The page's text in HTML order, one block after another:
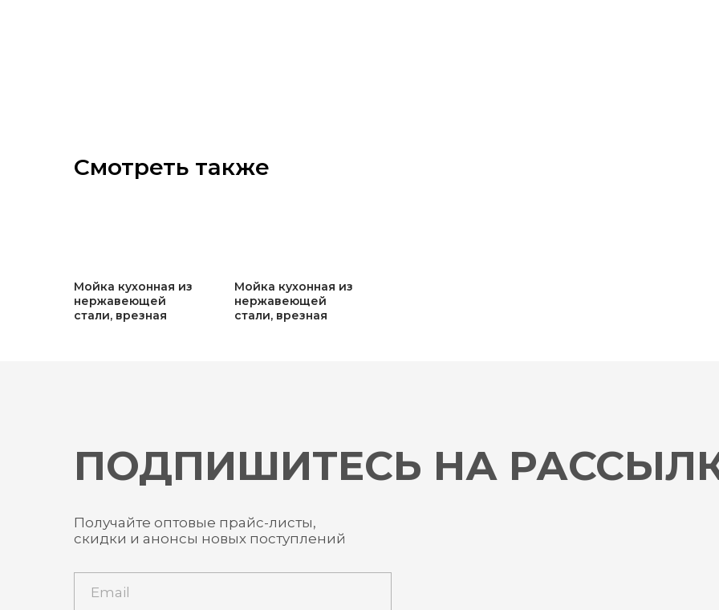
Смотреть также
Мойка кухонная из
нержавеющей
стали, врезная
Мойка кухонная из
нержавеющей
стали, врезная
ПОДПИШИТЕСЬ НА
Получайте оптовые прайс-листы,
скидки и анонсы новых поступлений